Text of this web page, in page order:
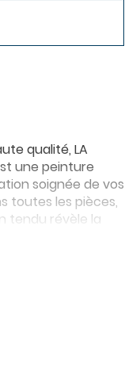
qualité, LA
est une peinture
soignée de vos
toutes les pièces,
tendu révèle la
haut rendement
peinture.